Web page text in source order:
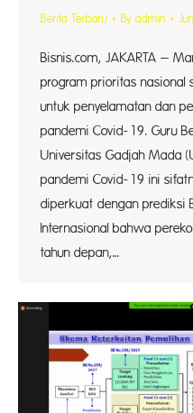
Berita Terbaru By admin
Bisnis.com, JAKARTA –
program prioritas nasional
untuk penyelamatan dan
pandemi Covid-19. Guru
Universitas Gadjah Mada
pandemi Covid-19 ini
diperkuat dengan prediksi
Internasional bahwa
tahun depan,…